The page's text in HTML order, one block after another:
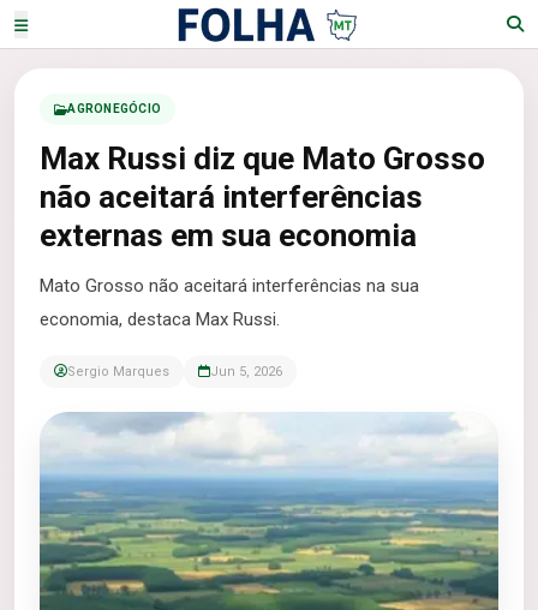
AGRONEGÓCIO
Max Russi diz que Mato Grosso
não aceitará interferências
externas em sua economia
Mato Grosso não aceitará interferências na sua
economia, destaca Max Russi.
Sergio Marques Jun 5, 2026